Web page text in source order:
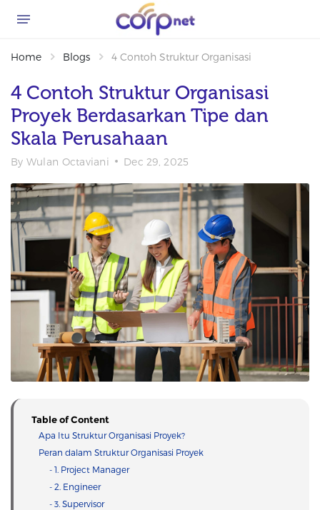
Home Blogs 4 Contoh Struktur Organisasi Proyek
4 Contoh Struktur Organisasi
Proyek Berdasarkan Tipe dan
Skala Perusahaan
By Wulan Octaviani Dec 29, 2025
Table of Content
Apa Itu Struktur Organisasi Proyek?
Peran dalam Struktur Organisasi Proyek
- 1. Project Manager
- 2. Engineer
- 3. Supervisor